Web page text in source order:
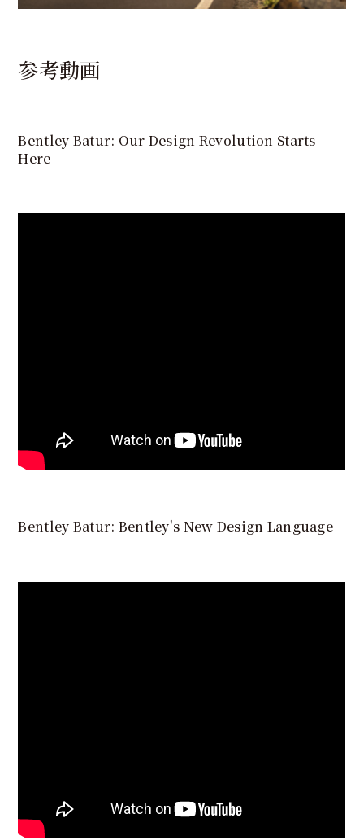
参考動画
Bentley Batur: Our Design Revolution Starts
Here
Bentley Batur: Bentley's New Design Language